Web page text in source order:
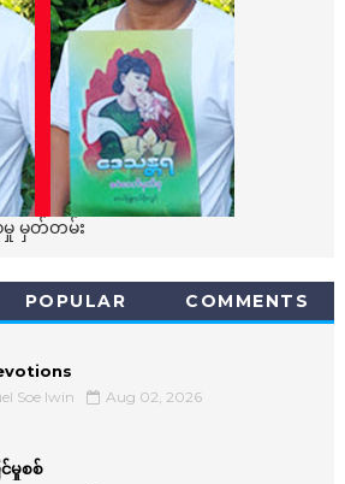
မှတ်တမ်း
POPULAR COMMENTS
Soe lwin Aug 02, 2026
မှုစစ်